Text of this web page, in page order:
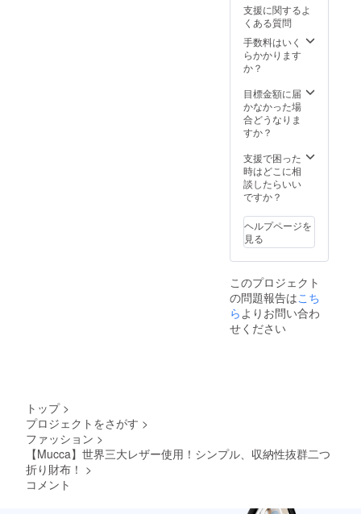
支援に関するよ
くある質問
手数料はいく
らかかります
か？
目標金額に届
かなかった場
合どうなりま
すか？
支援で困った
時はどこに相
談したらいい
ですか？
ヘルプページを
見る
このプロジェクト
の問題報告はこち
らよりお問い合わ
せください
トップ >
プロジェクトをさがす >
ファッション >
【Mucca】世界三大レザー使用！シンプル、収納性抜群二つ
折り財布！ >
コメント